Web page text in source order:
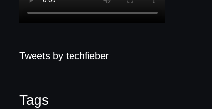
Tweets by techfieber
Tags